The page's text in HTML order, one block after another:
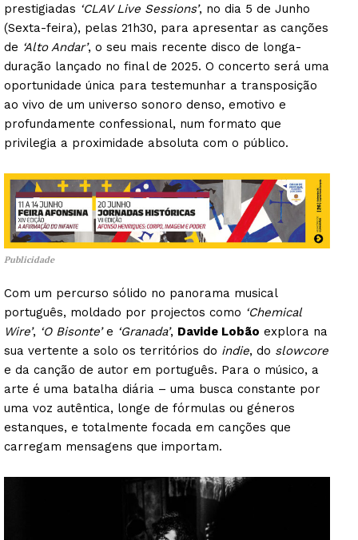
prestigiadas ‘CLAV Live Sessions’, no dia 5 de Junho
(Sexta-feira), pelas 21h30, para apresentar as canções
de ‘Alto Andar’, o seu mais recente disco de longa-
duração lançado no final de 2025. O concerto será uma
oportunidade única para testemunhar a transposição
ao vivo de um universo sonoro denso, emotivo e
profundamente confessional, num formato que
privilegia a proximidade absoluta com o público.
Publicidade
Com um percurso sólido no panorama musical
português, moldado por projectos como ‘Chemical
Wire’, ‘O Bisonte’e ‘Granada’, Davide Lobão explora na
sua vertente a solo os territórios do indie, do slowcore
e da canção de autor em português. Para o músico, a
arte é uma batalha diária – uma busca constante por
uma voz autêntica, longe de fórmulas ou géneros
estanques, e totalmente focada em canções que
carregam mensagens que importam.